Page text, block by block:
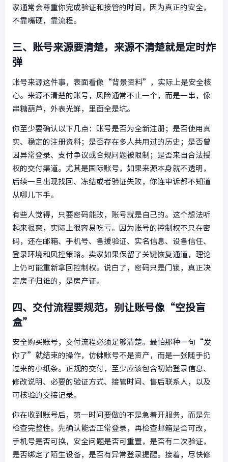
家通常会尊重你完成验证和接管的时间，因为真正的安全，
不靠嘴硬，靠流程。
三、账号来源要清楚，来源不清楚就是定时炸
弹
账号来源这件事，表面看像“背景资料”，实际上是安全核
心。来源不清楚的账号，风险通常不止一个，而是一串，像
串糖葫芦，外表光鲜，里面全是坑。
你至少要确认以下几点：账号是否为全新注册；是否使用真
实、稳定的注册资料；是否存在多人共用过的历史；是否曾
因异常登录、支付争议或合规问题被限制；是否来自合法授
权的交付渠道。尤其是国际账号，如果来源本身就不透明，
后续一旦出现找回、冻结或者验证失败，你连申诉都不知道
从哪儿下手。
有些人觉得，只要密码能改，账号就是自己的。这个想法听
起来很爽，实际上很容易吃亏。因为账号的控制权不只在密
码，还在邮箱、手机号、备援验证、实名信息、设备信任、
登录环境和风控策略。卖家如果保留了关键恢复通道，理论
上仍可能重新拿回控制权。说白了，密码只是门锁，真正决
定房子归谁的，是房产证。
四、交付流程要规范，别让账号像“空投盲
盒”
安全购买账号，交付流程必须足够清楚。最怕那种一句“发
你了”就结束的操作，仿佛账号不是资产，而是一张随手扔
过来的小纸条。正规的交付，至少应该包含初始登录信息、
修改说明、必要的验证方式、接管时间、售后联系人，以及
可核验的交接记录。
你在收到账号后，第一时间要做的不是急着开服务，而是先
检查完整性。先确认能否正常登录，再检查邮箱是否可改，
手机号是否可换，安全问题是否可重置，是否有二次验证，
是否绑定了陌生设备，是否有异常登录提醒。接着，尽快修